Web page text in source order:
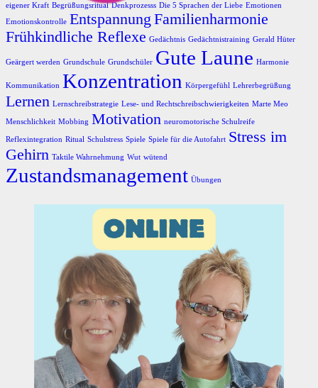
eigener Kraft Begrüßungsritual Denkprozesss Die 5 Sprachen der Liebe Emotionen
Emotionskontrolle Entspannung Familienharmonie
Frühkindliche Reflexe Gedächtnis Gedächtnistraining Gerald Hüter
Geärgert werden Grundschule Grundschüler Gute Laune Harmonie
Kommunikation Konzentration Körpergefühl Lehrerbegrüßung
Lernen Lernschreibstrategie Lese- und Rechtschreibschwierigkeiten Marte Meo
Menschlichkeit Mobbing Motivation neuromotorische Schulreife
Reflexintegration Ritual Schulstress Spiele Spiele für die Autofahrt Stress im
Gehirn Taktile Wahrnehmung Wut wütend
Zustandsmanagement Übungen